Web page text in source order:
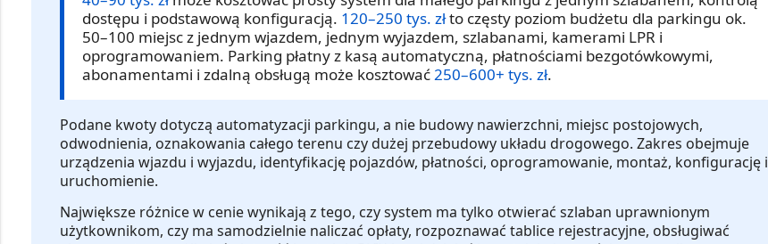
dostępu i podstawową konfiguracją. 120–250 tys. złto częsty poziom budżetu dla parkingu ok.
50–100 miejsc z jednym wjazdem, jednym wyjazdem, szlabanami, kamerami LPR i
oprogramowaniem. Parking płatny z kasą automatyczną, płatnościami bezgotówkowymi,
abonamentami i zdalną obsługą może kosztować250–600+ tys. zł.
Podane kwoty dotyczą automatyzacji parkingu, a nie budowy nawierzchni, miejsc postojowych,
odwodnienia, oznakowania całego terenu czy dużej przebudowy układu drogowego. Zakres obejmuje
urządzenia wjazdu i wyjazdu, identyfikację pojazdów, płatności, oprogramowanie, montaż, konfigurację i
uruchomienie.
Największe różnice w cenie wynikają z tego, czy system ma tylko otwierać szlaban uprawnionym
użytkownikom, czy ma samodzielnie naliczać opłaty, rozpoznawać tablice rejestracyjne, obsługiwać